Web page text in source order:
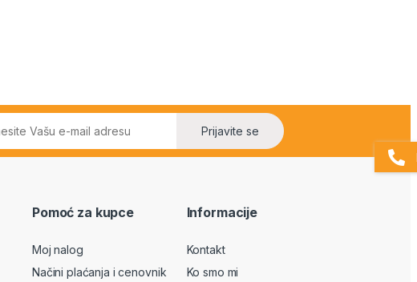
Prijavite se
Pomoć za kupce
Moj nalog
Načini plaćanja i cenovnik
Informacije
Kontakt
Ko smo mi